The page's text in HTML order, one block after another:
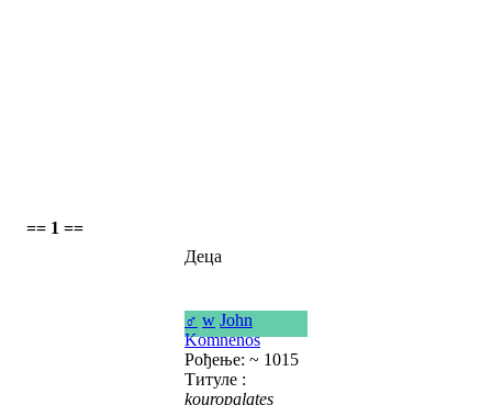
== 1 ==
Деца
♂ w John
Komnenos
Рођење: ~ 1015
Титуле :
kouropalates